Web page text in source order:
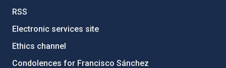
RSS
Electronic services site
Ethics channel
Condolences for Francisco Sánchez